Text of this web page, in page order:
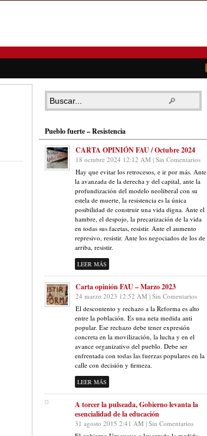
Pueblo fuerte – Resistencia
CARTA OPINIÓN FAU / Octubre 2024
18 octubre 2024 12:12 AM | Sin Comentarios
Hay que evitar los retrocesos, e ir por más. Ante
la avanzada de la derecha y del capital, ante la
profundización del modelo neoliberal con su
estela de muerte, la resistencia es la única
posibilidad de construir una vida digna. Ante el
hambre, el despojo, la precarización de la vida
en todas sus facetas, resistir. Ante el aumento
represivo, resistir. Ante los negociados de los de
arriba, resistir.
LEER MÁS
Carta opinión FAU – Marzo 2023
24 marzo 2023 12:52 AM | Sin Comentarios
El descontento y rechazo a la Reforma es alto
entre la población. Es una neta medida anti
popular. Ese rechazo debe tener expresión
concreta en la movilización, la lucha y en el
avance organizativo del pueblo. Debe ser
enfrentada con todas las fuerzas populares en la
calle con decisión y firmeza.
LEER MÁS
A torcer la pulseada, Gobierno levanta la
esencialidad de la educación
31 agosto 2015 2:41 AM | Sin Comentarios